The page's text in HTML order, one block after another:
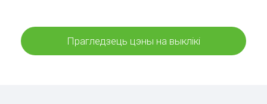
Прагледзець цэны на выклікі